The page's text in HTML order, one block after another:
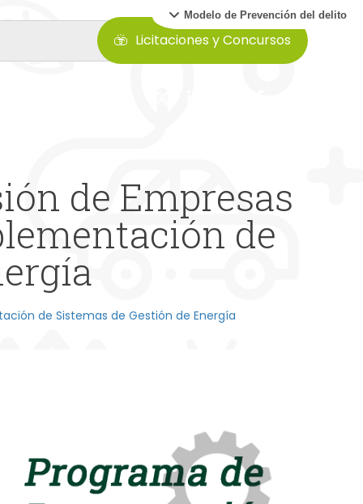
Modelo de Prevención del delito
Licitaciones y Concursos
de Empresas
de
de Sistemas de Gestión de Energía